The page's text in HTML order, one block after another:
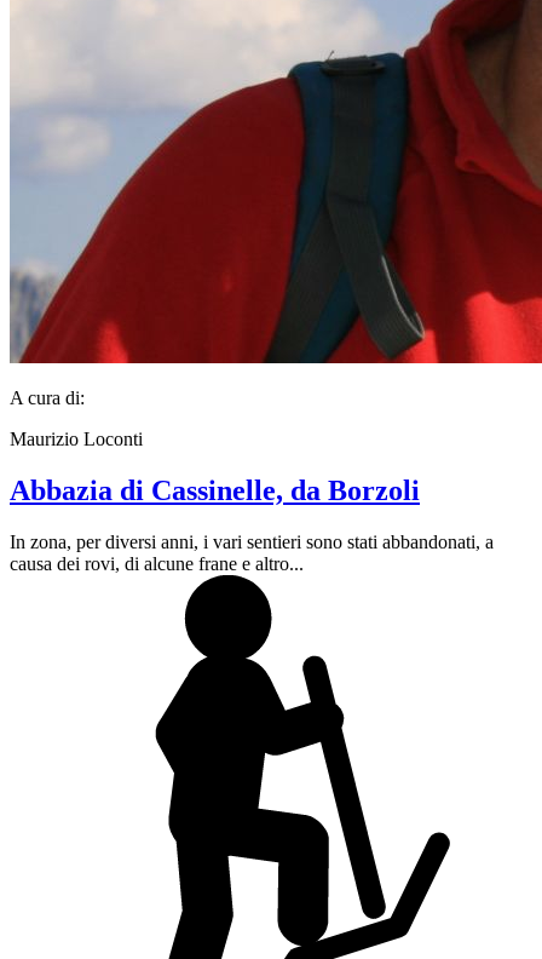
A cura di:
Maurizio Loconti
Abbazia di Cassinelle, da Borzoli
In zona, per diversi anni, i vari sentieri sono stati abbandonati, a
causa dei rovi, di alcune frane e altro...